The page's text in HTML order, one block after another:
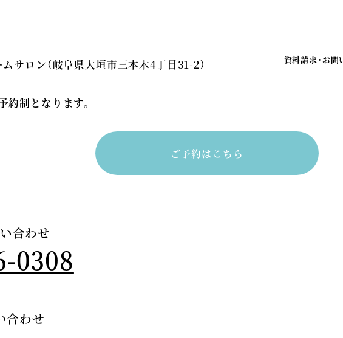
資料請求・お問
サロン（岐阜県大垣市三本木4丁目31-2）
制となります。
ご予約はこちら
合わせ
0308
合わせ